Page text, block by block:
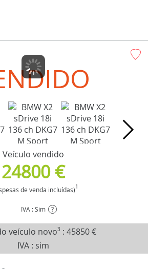
Veículo vendido
24800 €
de venda incluídas)1
IVA : Sim ?
veículo novo3 : 45850 €
IVA : sim